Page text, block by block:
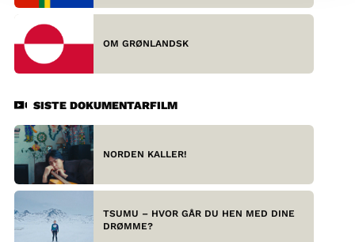
OM GRØNLANDSK
SISTE DOKUMENTARFILM
NORDEN KALLER!
TSUMU – HVOR GÅR DU HEN MED DINE
DRØMME?